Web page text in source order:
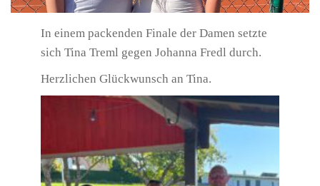
In einem packenden Finale der Damen setzte
sich Tina Treml gegen Johanna Fredl durch.
Herzlichen Glückwunsch an Tina.